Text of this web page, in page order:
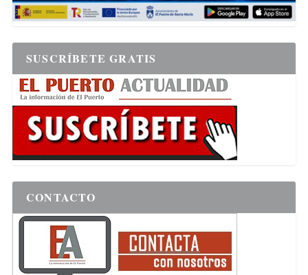
SUSCRÍBETE GRATIS
CONTACTO